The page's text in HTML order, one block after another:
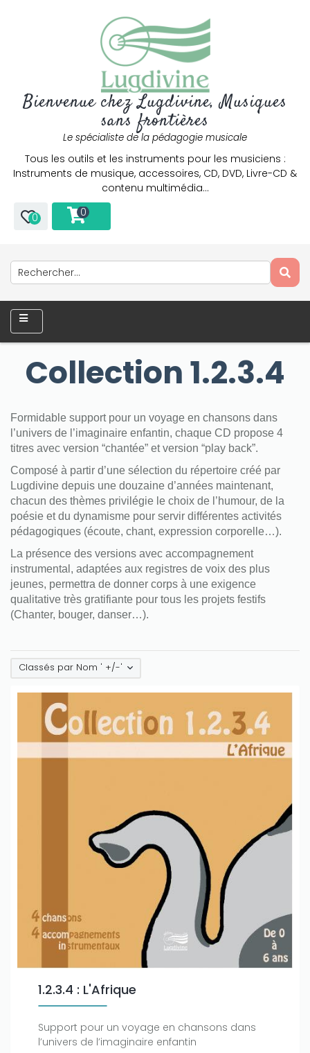
Bienvenue chez Lugdivine, Musiques
sans frontières
Le spécialiste de la pédagogie musicale
Tous les outils et les instruments pour les musiciens :
Instruments de musique, accessoires, CD, DVD, Livre-CD &
contenu multimédia…
0 0
Collection 1.2.3.4
Formidable support pour un voyage en chansons dans
l’univers de l’imaginaire enfantin, chaque CD propose 4
titres avec version “chantée” et version “play back”.
Composé à partir d’une sélection du répertoire créé par
Lugdivine depuis une douzaine d’années maintenant,
chacun des thèmes privilégie le choix de l’humour, de la
poésie et du dynamisme pour servir différentes activités
pédagogiques (écoute, chant, expression corporelle…).
La présence des versions avec accompagnement
instrumental, adaptées aux registres de voix des plus
jeunes, permettra de donner corps à une exigence
qualitative très gratifiante pour tous les projets festifs
(Chanter, bouger, danser…).
Classés par Nom ' +/-'
1.2.3.4 : L'Afrique
Support pour un voyage en chansons dans
l’univers de l’imaginaire enfantin